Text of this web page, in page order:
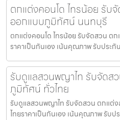
ตกแต่งคอนโด ไทรน้อย รับ
ออกแบบภูมิทัศน์ นนทบุรี
ตกแต่งคอนโด ไทรน้อย รับจัดสวน
ราคาเป็นกันเอง เน้นคุณภาพ รับประ
รับดูแลสวนพญาไท รับจัดส
ภูมิทัศน์ ทั่วไทย
รับดูแลสวนพญาไท รับจัดสวน ตกแต่
ไทยราคาเป็นกันเอง เน้นคุณภาพ รับ